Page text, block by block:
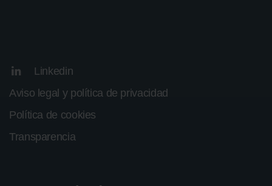
Linkedin
Aviso legal y política de privacidad
Política de cookies
Transparencia